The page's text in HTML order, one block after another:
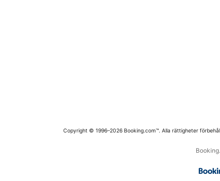
Copyright © 1996–2026 Booking.com™. Alla rättigheter